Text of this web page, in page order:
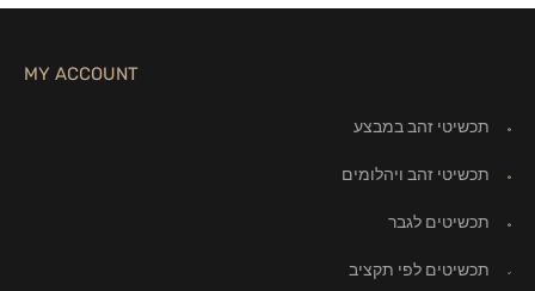
MY ACCOUNT
תכשיטי זהב במבצע
תכשיטי זהב ויהלומים
תכשיטים לגבר
תכשיטים לפי תקציב